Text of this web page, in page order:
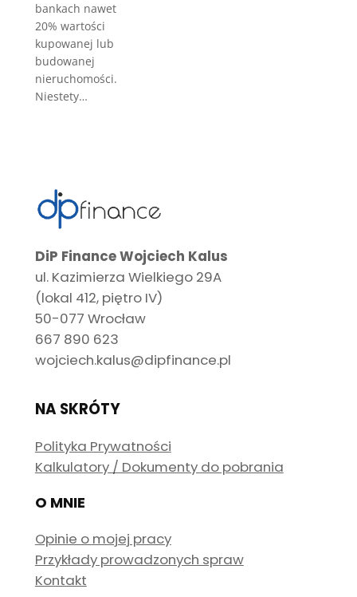
bankach nawet
20% wartości
kupowanej lub
budowanej
nieruchomości.
Niestety…
DiP Finance Wojciech Kalus
ul. Kazimierza Wielkiego 29A
(lokal 412, piętro IV)
50-077 Wrocław
667 890 623
wojciech.kalus@dipfinance.pl
NA SKRÓTY
Polityka Prywatności
Kalkulatory / Dokumenty do pobrania
O MNIE
Opinie o mojej pracy
Przykłady prowadzonych spraw
Kontakt